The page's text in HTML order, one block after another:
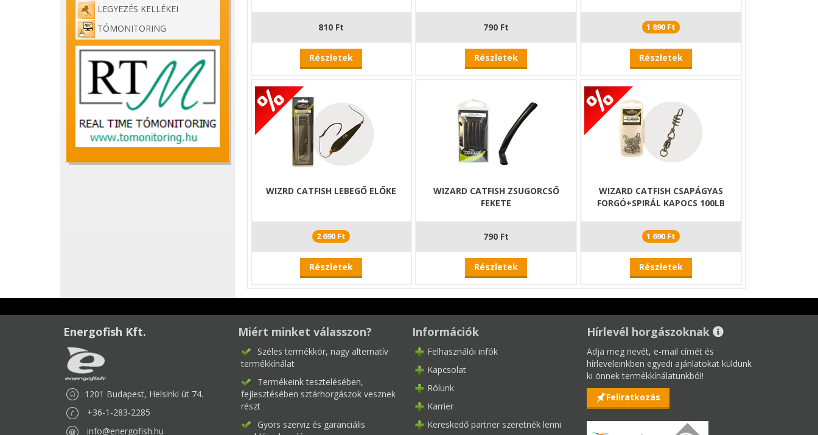
LEGYEZÉS KELLÉKEI
TÓMONITORING
810 Ft
Részletek
790 Ft
Részletek
1 890 Ft
Részletek
WIZRD CATFISH LEBEGŐ ELŐKE
2 690 Ft
Részletek
WIZARD CATFISH ZSUGORCSŐ
FEKETE
790 Ft
Részletek
WIZARD CATFISH CSAPÁGYAS
FORGÓ+SPIRÁL KAPOCS 100LB
1 690 Ft
Részletek
Energofish Kft.
1201 Budapest, Helsinki út 74.
+36-1-283-2285
info@energofish.hu
Miért minket válasszon?
Széles termékkör, nagy alternatív
termékkínálat
Termékeink tesztelésében,
fejlesztésében sztárhorgászok vesznek
részt
Gyors szerviz és garanciális
Információk
Felhasználói infók
Kapcsolat
Rólunk
Karrier
Kereskedő partner szeretnék lenni
Hírlevél horgászoknak
Adja meg nevét, e-mail címét és
hírleveleinkben egyedi ajánlatokat küldünk
ki önnek termékkínálatunkból!
Feliratkozás